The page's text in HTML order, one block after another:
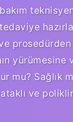
prosedürden
yürümesine
mu? Sağlık
ve